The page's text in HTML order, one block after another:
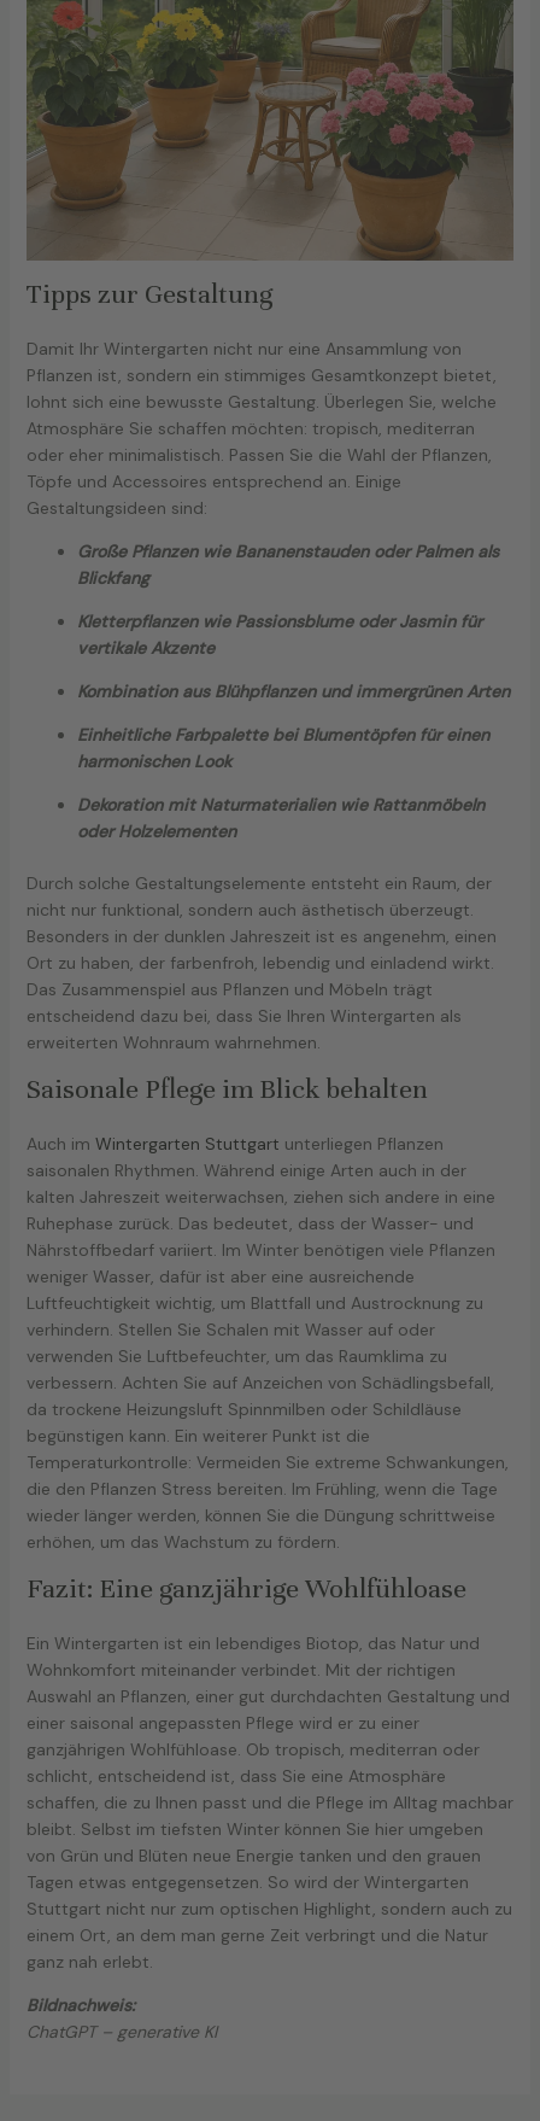
Tipps zur Gestaltung
Damit Ihr Wintergarten nicht nur eine Ansammlung von
Pflanzen ist, sondern ein stimmiges Gesamtkonzept bietet,
lohnt sich eine bewusste Gestaltung. Überlegen Sie, welche
Atmosphäre Sie schaffen möchten: tropisch, mediterran
oder eher minimalistisch. Passen Sie die Wahl der Pflanzen,
Töpfe und Accessoires entsprechend an. Einige
Gestaltungsideen sind:
Große Pflanzen wie Bananenstauden oder Palmen als
Blickfang
Kletterpflanzen wie Passionsblume oder Jasmin für
vertikale Akzente
Kombination aus Blühpflanzen und immergrünen Arten
Einheitliche Farbpalette bei Blumentöpfen für einen
harmonischen Look
Dekoration mit Naturmaterialien wie Rattanmöbeln
oder Holzelementen
Durch solche Gestaltungselemente entsteht ein Raum, der
nicht nur funktional, sondern auch ästhetisch überzeugt.
Besonders in der dunklen Jahreszeit ist es angenehm, einen
Ort zu haben, der farbenfroh, lebendig und einladend wirkt.
Das Zusammenspiel aus Pflanzen und Möbeln trägt
entscheidend dazu bei, dass Sie Ihren Wintergarten als
erweiterten Wohnraum wahrnehmen.
Saisonale Pflege im Blick behalten
Auch im Wintergarten Stuttgart unterliegen Pflanzen
saisonalen Rhythmen. Während einige Arten auch in der
kalten Jahreszeit weiterwachsen, ziehen sich andere in eine
Ruhephase zurück. Das bedeutet, dass der Wasser- und
Nährstoffbedarf variiert. Im Winter benötigen viele Pflanzen
weniger Wasser, dafür ist aber eine ausreichende
Luftfeuchtigkeit wichtig, um Blattfall und Austrocknung zu
verhindern. Stellen Sie Schalen mit Wasser auf oder
verwenden Sie Luftbefeuchter, um das Raumklima zu
verbessern. Achten Sie auf Anzeichen von Schädlingsbefall,
da trockene Heizungsluft Spinnmilben oder Schildläuse
begünstigen kann. Ein weiterer Punkt ist die
Temperaturkontrolle: Vermeiden Sie extreme Schwankungen,
die den Pflanzen Stress bereiten. Im Frühling, wenn die Tage
wieder länger werden, können Sie die Düngung schrittweise
erhöhen, um das Wachstum zu fördern.
Fazit: Eine ganzjährige Wohlfühloase
Ein Wintergarten ist ein lebendiges Biotop, das Natur und
Wohnkomfort miteinander verbindet. Mit der richtigen
Auswahl an Pflanzen, einer gut durchdachten Gestaltung und
einer saisonal angepassten Pflege wird er zu einer
ganzjährigen Wohlfühloase. Ob tropisch, mediterran oder
schlicht, entscheidend ist, dass Sie eine Atmosphäre
schaffen, die zu Ihnen passt und die Pflege im Alltag machbar
bleibt. Selbst im tiefsten Winter können Sie hier umgeben
von Grün und Blüten neue Energie tanken und den grauen
Tagen etwas entgegensetzen. So wird der Wintergarten
Stuttgart nicht nur zum optischen Highlight, sondern auch zu
einem Ort, an dem man gerne Zeit verbringt und die Natur
ganz nah erlebt.
Bildnachweis:
ChatGPT – generative KI